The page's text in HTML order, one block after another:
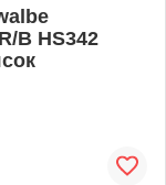
B HS342